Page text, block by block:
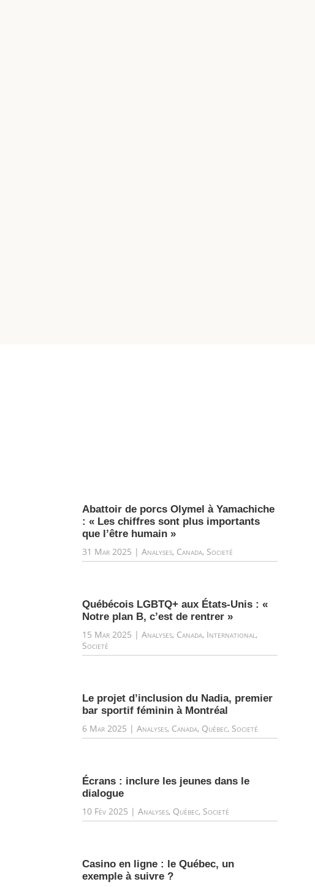
Abattoir de porcs Olymel à Yamachiche
: « Les chiffres sont plus importants
que l’être humain »
31 Mar 2025 |Analyses, Canada, Societé
Québécois LGBTQ+ aux États-Unis : «
Notre plan B, c’est de rentrer »
15 Mar 2025 |Analyses, Canada, International ,
Societé
Le projet d’inclusion du Nadia, premier
bar sportif féminin à Montréal
6 Mar 2025 |Analyses, Canada, Québec, Societé
Écrans : inclure les jeunes dans le
dialogue
10 Fév 2025 |Analyses, Québec, Societé
Casino en ligne : le Québec, un
exemple à suivre ?